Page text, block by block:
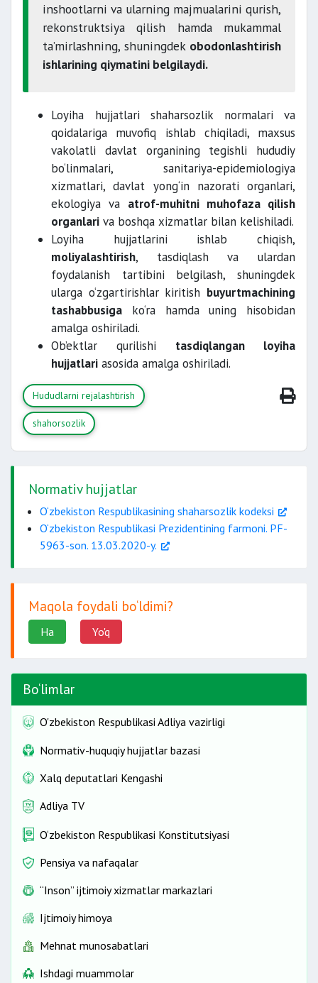
tabiiy hududlar;
favqulodda vaziyatlar
foydali qazilmalar
cheklovlar belgilangan hududlar;
inshootlarni va ularning majmualarini qurish,
rekonstruktsiya qilish hamda mukammal
ta’mirlashning, shuningdek obodonlashtirish
ishlarining qiymatini belgilaydi.
Loyiha hujjatlari shaharsozlik normalari va
qoidalariga muvofiq ishlab chiqiladi, maxsus
vakolatli davlat organining tegishli hududiy
bo‘linmalari, sanitariya-epidemiologiya
xizmatlari, davlat yong‘in nazorati organlari,
ekologiya va atrof-muhitni muhofaza qilish
organlari va boshqa xizmatlar bilan kelishiladi.
Loyiha hujjatlarini ishlab chiqish,
moliyalashtirish, tasdiqlash va ulardan
foydalanish tartibini belgilash, shuningdek
ularga o‘zgartirishlar kiritish buyurtmachining
tashabbusiga ko‘ra hamda uning hisobidan
amalga oshiriladi.
Ob’ektlar qurilishi tasdiqlangan loyiha
hujjatlari asosida amalga oshiriladi.
Hududlarni rejalashtirish
shahorsozlik
Normativ hujjatlar
O‘zbekiston Respublikasining shaharsozlik kodeksi
O‘zbekiston Respublikasi Prezidentining farmoni. PF-
5963-son. 13.03.2020-y.
Maqola foydali bo‘ldimi?
Ha Yo'q
Bo‘limlar
O'zbekiston Respublikasi Adliya vazirligi
Normativ-huquqiy hujjatlar bazasi
Xalq deputatlari Kengashi
Adliya TV
O‘zbekiston Respublikasi Konstitutsiyasi
Pensiya va nafaqalar
“Inson” ijtimoiy xizmatlar markazlari
Ijtimoiy himoya
Mehnat munosabatlari
Ishdagi muammolar